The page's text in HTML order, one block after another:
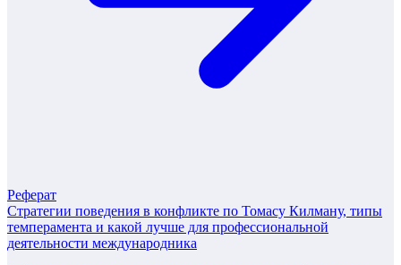
Реферат
Стратегии поведения в конфликте по Томасу Килману, типы
темперамента и какой лучше для профессиональной
деятельности международника